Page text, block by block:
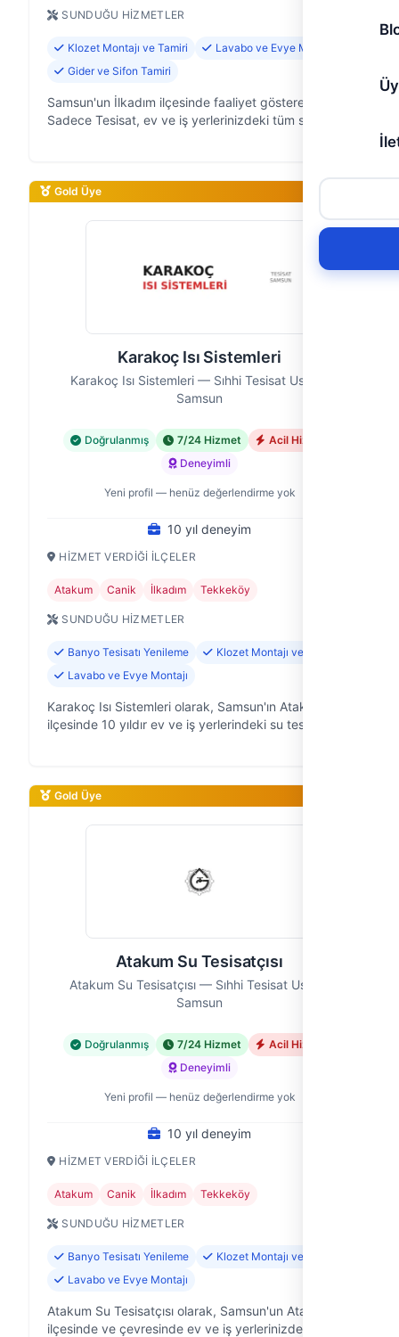
SUNDUĞU HIZMETLER
Klozet Montajı ve Tamiri
Lavabo ve Evye Montajı
Gider ve Sifon Tamiri
Samsun'un İlkadım ilçesinde faaliyet gösteren
Sadece Tesisat, ev ve iş yerlerinizdeki tüm su
Gold Üye
Karakoç Isı Sistemleri
Karakoç Isı Sistemleri — Sıhhi Tesisat Ustası,
Samsun
Doğrulanmış 7/24 Hizmet
Acil Hizmet
Deneyimli
Yeni profil — henüz değerlendirme yok
10 yıl deneyim
HIZMET VERDIĞI İLÇELER
Atakum Canik İlkadım Tekkeköy
SUNDUĞU HIZMETLER
Banyo Tesisatı Yenileme
Klozet Montajı ve Tamiri
Lavabo ve Evye Montajı
Karakoç Isı Sistemleri olarak, Samsun'ın Atakum
ilçesinde 10 yıldır ev ve iş yerlerindeki su tesisatı
Gold Üye
Atakum Su Tesisatçısı
Atakum Su Tesisatçısı — Sıhhi Tesisat Ustası,
Samsun
Doğrulanmış 7/24 Hizmet
Acil Hizmet
Deneyimli
Yeni profil — henüz değerlendirme yok
10 yıl deneyim
HIZMET VERDIĞI İLÇELER
Atakum Canik İlkadım Tekkeköy
SUNDUĞU HIZMETLER
Banyo Tesisatı Yenileme
Klozet Montajı ve Tamiri
Lavabo ve Evye Montajı
Atakum Su Tesisatçısı olarak, Samsun'un Atakum
ilçesinde ve çevresinde ev ve iş yerlerinizdeki su